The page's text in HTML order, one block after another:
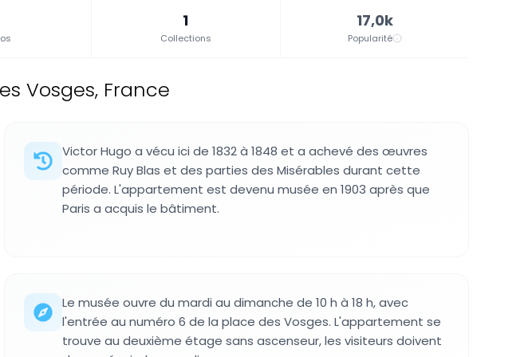
1
Collections
17,0k
Popularité
Vosges, France
Victor Hugo a vécu ici de 1832 à 1848 et a achevé des œuvres
comme Ruy Blas et des parties des Misérables durant cette
période. L'appartement est devenu musée en 1903 après que
Paris a acquis le bâtiment.
Le musée ouvre du mardi au dimanche de 10 h à 18 h, avec
l'entrée au numéro 6 de la place des Vosges. L'appartement se
trouve au deuxième étage sans ascenseur, les visiteurs doivent